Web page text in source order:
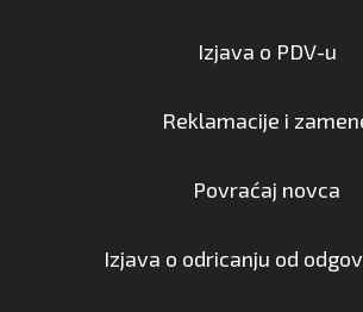
Izjava o PDV-u
Reklamacije i
Povraćaj novca
Izjava o odricanju od